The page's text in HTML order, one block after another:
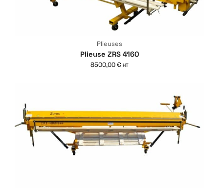
Plieuses
Plieuse ZRS 4160
8500,00€ HT